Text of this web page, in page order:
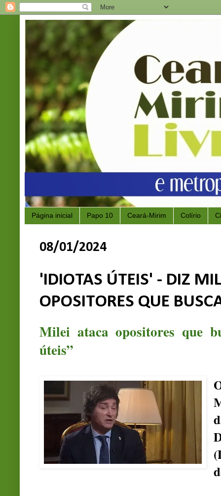
Página inicial Papo 10 Ceará-Mirim Colírio
08/01/2024
'IDIOTAS ÚTEIS' - DIZ
OPOSITORES QUE
Milei ataca opositores que
úteis”